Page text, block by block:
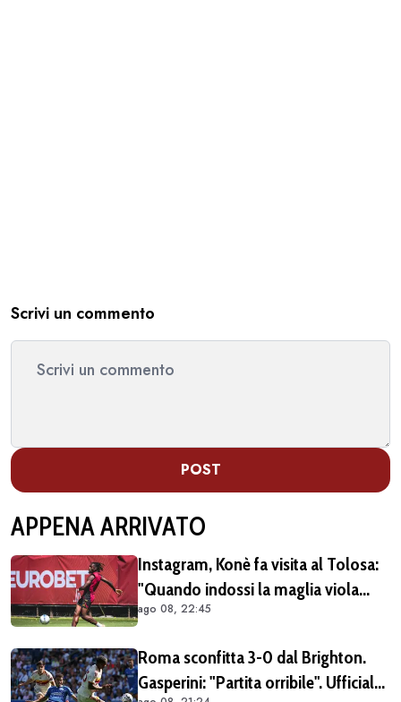
Scrivi un commento
POST
APPENA ARRIVATO
Instagram, Konè fa visita al Tolosa:
"Quando indossi la maglia viola
diventi parte della famiglia. Era
VIDEO)
ago 08, 22:45
Roma sconfitta 3-0 dal Brighton.
Gasperini: "Partita orribile". Ufficiale